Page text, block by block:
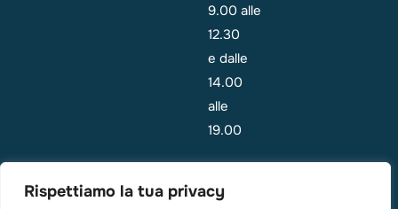
Rispettiamo la tua privacy
9.00 alle
12.30
e dalle
14.00
alle
19.00
i